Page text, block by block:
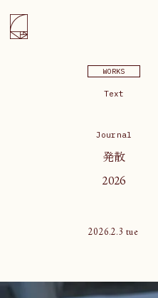
WORKS
Text
Journal
発散
2026
2026.2.3 tue